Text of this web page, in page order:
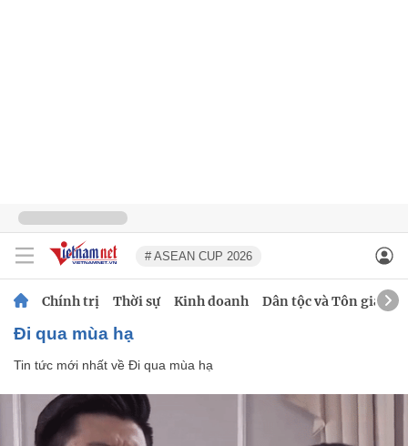
# ASEAN CUP 2026
Chính trị Thời sự Kinh doanh Dân tộc và Tôn giáo
Đi qua mùa hạ
Tin tức mới nhất về Đi qua mùa hạ